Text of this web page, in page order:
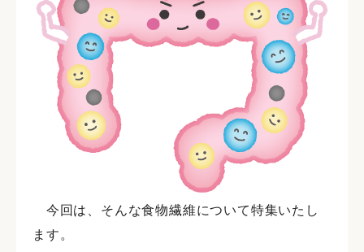
今回は、そんな食物繊維について特集いたし
ます。